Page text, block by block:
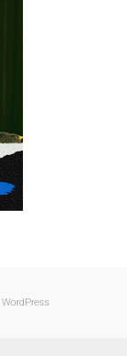
WordPress